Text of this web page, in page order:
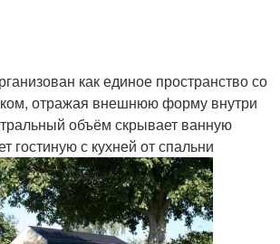
как единое пространство со
отражая внешнюю форму внутри
объём скрывает ванную
гостиную с кухней от спальни